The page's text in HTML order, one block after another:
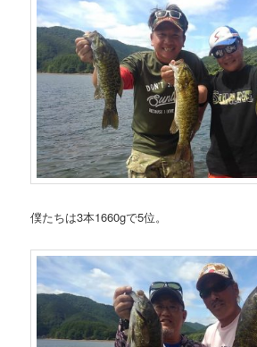
僕たちは3本1660gで5位。